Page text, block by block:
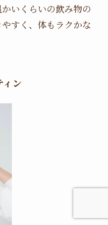
いくらいの飲み物の
すく、体もラクかな
ィン